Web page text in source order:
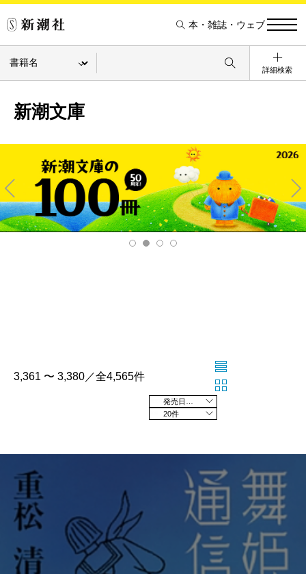
本・雑誌・ウェブ
詳細検索
新潮文庫
Pre
v
Ne
xt
3,361 〜 3,380／全4,565件
20件